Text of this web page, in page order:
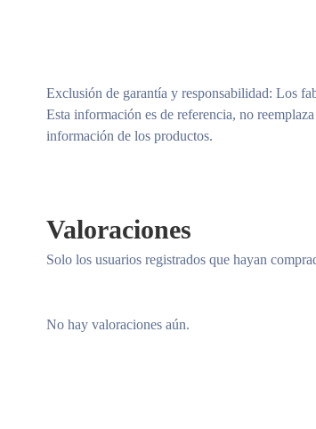
Exclusión de garantía y responsabilidad: Los
Esta información es de referencia, no
información de los productos.
Valoraciones
No hay valoraciones aún.
Solo los usuarios registrados que hayan